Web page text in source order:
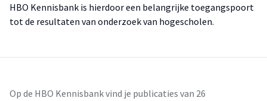
HBO Kennisbank is hierdoor een belangrijke toegangspoort
tot de resultaten van onderzoek van hogescholen.
Op de HBO Kennisbank vind je publicaties van 26